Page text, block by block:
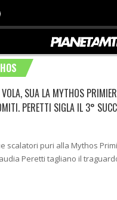
VOLA, SUA LA MYTHOS
PERETTI SIGLA IL 3°
scalatori puri alla Mythos
Peretti tagliano il